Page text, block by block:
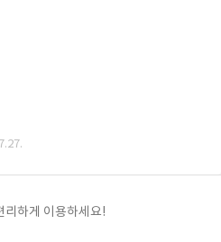
리하게 이용하세요!